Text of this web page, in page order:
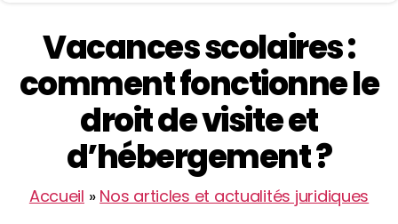
Vacances scolaires :
comment fonctionne le
droit de visite et
d’hébergement ?
Accueil » Nos articles et actualités juridiques